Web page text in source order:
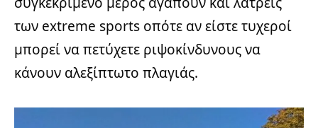
των extreme sports οπότε αν είστε τυχεροί
μπορεί να πετύχετε ριψοκίνδυνους να
κάνουν αλεξίπτωτο πλαγιάς.